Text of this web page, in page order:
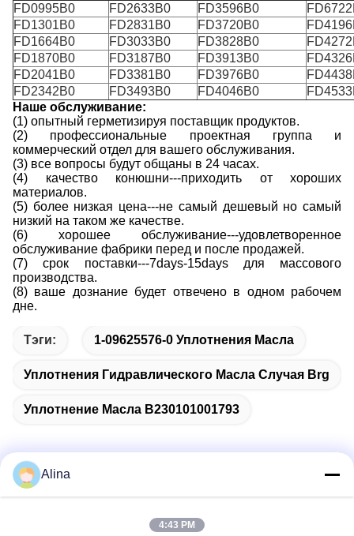
FD0995B0
FD2633B0 FD3596B0
FD1301B0
FD2831B0 FD3720B0
FD1664B0
FD3033B0 FD3828B0
FD1870B0
FD3187B0 FD3913B0
FD2041B0
FD3381B0 FD3976B0
FD2342B0
FD3493B0 FD4046B0
Наше обслуживание:
(1) опытный герметизируя поставщик продуктов.
(2) профессиональные проектная группа и
коммерческий отдел для вашего обслуживания.
(3) все вопросы будут общаны в 24 часах.
(4) качество конюшни---приходить от хороших
материалов.
(5) более низкая цена---не самый дешевый но самый
низкий на таком же качестве.
(6) хорошее обслуживание---удовлетворенное
обслуживание фабрики перед и после продажей.
(7) срок поставки---7days-15days для массового
производства.
(8) ваше дознание будет отвечено в одном рабочем
дне.
Тэги: 1-09625576-0 Уплотнения Масла
Уплотнения Гидравлического Масла Случая Brg
Уплотнение Масла B230101001793
Alina
4:43 PM